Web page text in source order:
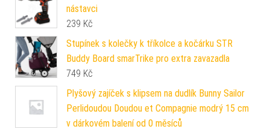
nástavci
239 Kč
Stupínek s kolečky k tříkolce a kočárku STR
Buddy Board smarTrike pro extra zavazadla
749 Kč
Plyšový zajíček s klipsem na dudlík Bunny Sailor
Perlidoudou Doudou et Compagnie modrý 15 cm
v dárkovém balení od 0 měsíců